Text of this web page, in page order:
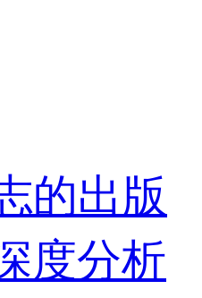
的出版
度分析